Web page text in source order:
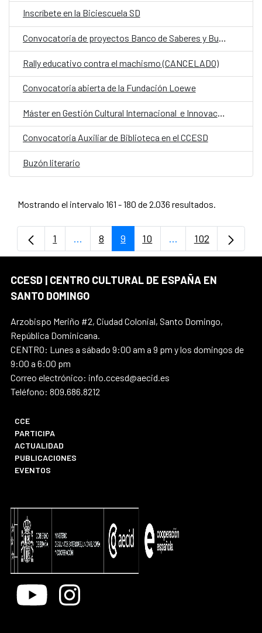
Inscríbete en la Biciescuela SD
Convocatoria de proyectos Banco de Saberes y Buenas Prácticas del Espacio Cultural Iberoamericano
Rally educativo contra el machismo (CANCELADO)
Convocatoria abierta de la Fundación Loewe
Máster en Gestión Cultural Internacional e Innovación social – Online
Convocatoria Auxiliar de Biblioteca en el CCESD
Buzón literario
Mostrando el intervalo 161 - 180 de 2.036 resultados.
Página
1 ...Páginas intermedias Use TAB para
Página
8 Página
9 Página
10 ...PáginasPágina
102
CCESD | CENTRO CULTURAL DE ESPAÑA EN
SANTO DOMINGO
Arzobispo Meriño #2, Ciudad Colonial, Santo Domingo,
República Dominicana.
CENTRO: Lunes a sábado 9:00 am a 9 pm y los domingos de
9:00 a 6:00 pm
Correo electrónico: info.ccesd@aecid.es
Teléfono: 809.686.8212
CCE
PARTICIPA
ACTUALIDAD
PUBLICACIONES
EVENTOS
Youtube Instagram